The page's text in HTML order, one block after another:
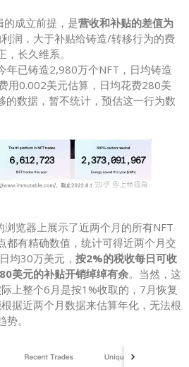
成立前提，是营收和补贴的差值为
润，大于补贴给铸造/转移行为的费
长久维系。
年已铸造2,980万个NFT，日均铸造
用0.002美元估算，日均花费280美
的数据，暂不统计，预估这一行为数
览器上展示了近两个月的所有NFT
都有精确数值，统计可得近两个月交
均30万美元， 按2%的税收每日可收
美元的补贴开销绰绰有余。当然，这
上整个6月是按1%收取的，7月恢复
据近两个月数据来估算年化，无法根
。